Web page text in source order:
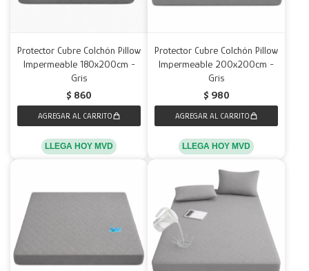
Protector Cubre Colchón Pillow
Impermeable 180x200cm -
Gris
$ 860
LLEGA HOY MVD
Protector Cubre Colchón Pillow
Impermeable 200x200cm -
Gris
$ 980
LLEGA HOY MVD